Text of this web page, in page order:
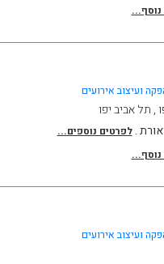
ועיצוב אירועים
.לפרטים נוספים...
ועיצוב אירועים